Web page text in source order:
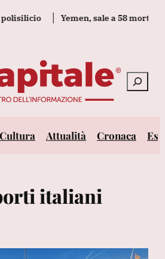
Yemen, sale a 58 morti il
Cerca
Cultura Attualità Cronaca
italiani